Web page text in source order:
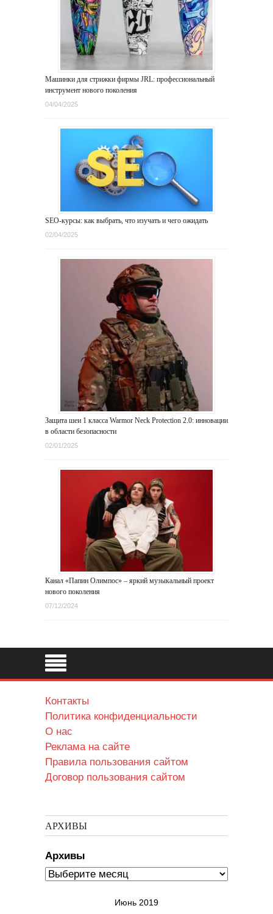
Машинки для стрижки фирмы JRL: профессиональный
инструмент нового поколения
04/04/2025
SEO-курсы: как выбрать, что изучать и чего ожидать
02/04/2025
Защита шеи 1 класса Warmor Neck Protection 2.0: инновации
в области безопасности
02/01/2025
Канал «Папин Олимпос» – яркий музыкальный проект
нового поколения
07/12/2024
Контакты
Политика конфиденциальности
О нас
Реклама на сайте
Правила пользования сайтом
Договор пользования сайтом
АРХИВЫ
Архивы
Июнь 2019